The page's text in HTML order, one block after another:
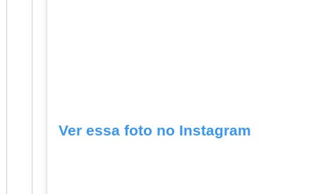
Ver essa foto no Instagram